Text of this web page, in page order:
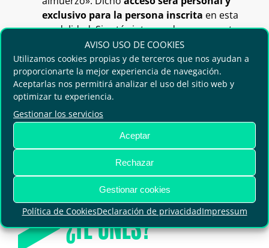
AVISO USO DE COOKIES
Utilizamos cookies propias y de terceros que nos ayudan a
proporcionarte la mejor experiencia de navegación.
Aceptarlas nos permitirá analizar el uso del sitio web y
optimizar tu experiencia.
Gestionar los servicios
Aceptar
Rechazar
Gestionar cookies
Política de CookiesDeclaración de privacidadImpressum
exclusivo para la persona inscrita en esta
modalidad. Si estás interesado en concertar
reuniones con las ciudades y otras empresas
participantes, recuerda seleccionar dicha
opción al realizar tu inscripción. En caso de
estar registrado como visitante profesional,
puedes ampliar tu inscripción desde el área
privada.
¿TE UNES?